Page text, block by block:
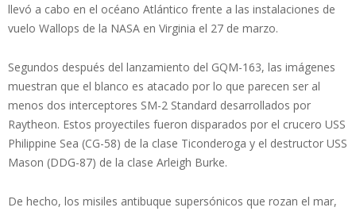
llevó a cabo en el océano Atlántico frente a las instalaciones de
vuelo Wallops de la NASA en Virginia el 27 de marzo.
Segundos después del lanzamiento del GQM-163, las imágenes
muestran que el blanco es atacado por lo que parecen ser al
menos dos interceptores SM-2 Standard desarrollados por
Raytheon. Estos proyectiles fueron disparados por el crucero USS
Philippine Sea (CG-58) de la clase Ticonderoga y el destructor USS
Mason (DDG-87) de la clase Arleigh Burke.
De hecho, los misiles antibuque supersónicos que rozan el mar,